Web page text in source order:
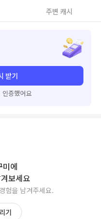
주변 캐시
받기
증했어요
미에
보세요
험을 남겨주세요.
기